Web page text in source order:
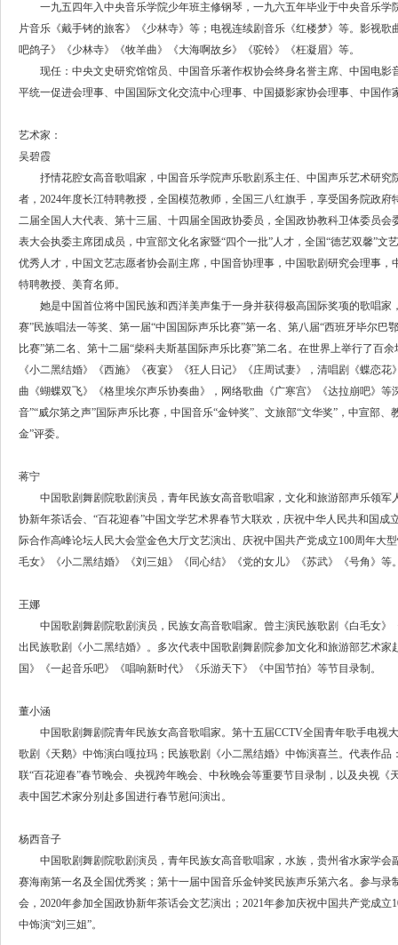
一九五四年入中央音乐学院少年班主修钢琴，一九六五年毕业于中央音乐学
片音乐《戴手铐的旅客》《少林寺》等；电视连续剧音乐《红楼梦》等。影视
吧鸽子》《少林寺》《牧羊曲》《大海啊故乡》《驼铃》《枉凝眉》等。
现任：中央文史研究馆馆员、中国音乐著作权协会终身名誉主席、中国电影
平统一促进会理事、中国国际文化交流中心理事、中国摄影家协会理事、中国作
艺术家：
吴碧霞
抒情花腔女高音歌唱家，中国音乐学院声乐歌剧系主任、中国声乐艺术研究
者，2024年度长江特聘教授，全国模范教师，全国三八红旗手，享受国务院政
二届全国人大代表、第十三届、十四届全国政协委员，全国政协教科卫体委员
表大会执委主席团成员，中宣部文化名家暨“四个一批”人才，全国“德艺双馨”文
优秀人才，中国文艺志愿者协会副主席，中国音协理事，中国歌剧研究会理事
特聘教授、美育名师。
她是中国首位将中国民族和西洋美声集于一身并获得极高国际奖项的歌唱家
赛”民族唱法一等奖、第一届“中国国际声乐比赛”第一名、第八届“西班牙毕尔巴
比赛”第二名、第十二届“柴科夫斯基国际声乐比赛”第二名。在世界上举行了百
《小二黑结婚》《西施》《夜宴》《狂人日记》《庄周试妻》，清唱剧《蝶恋
曲《蝴蝶双飞》《格里埃尔声乐协奏曲》，网络歌曲《广寒宫》《达拉崩吧》等
音”“威尔第之声”国际声乐比赛，中国音乐“金钟奖”、文旅部“文华奖”，中宣部
金”评委。
蒋宁
中国歌剧舞剧院歌剧演员，青年民族女高音歌唱家，文化和旅游部声乐领军
协新年茶话会、“百花迎春”中国文学艺术界春节大联欢，庆祝中华人民共和国成
际合作高峰论坛人民大会堂金色大厅文艺演出、庆祝中国共产党成立100周年大
毛女》《小二黑结婚》《刘三姐》《同心结》《党的女儿》《苏武》《号角》等
王娜
中国歌剧舞剧院歌剧演员，民族女高音歌唱家。曾主演民族歌剧《白毛女》
出民族歌剧《小二黑结婚》。多次代表中国歌剧舞剧院参加文化和旅游部艺术
国》《一起音乐吧》《唱响新时代》《乐游天下》《中国节拍》等节目录制。
董小涵
中国歌剧舞剧院青年民族女高音歌唱家。第十五届CCTV全国青年歌手电视
歌剧《天鹅》中饰演白嘎拉玛；民族歌剧《小二黑结婚》中饰演喜兰。代表作
联“百花迎春”春节晚会、央视跨年晚会、中秋晚会等重要节目录制，以及央视
表中国艺术家分别赴多国进行春节慰问演出。
杨西音子
中国歌剧舞剧院歌剧演员，青年民族女高音歌唱家，水族，贵州省水家学会
赛海南第一名及全国优秀奖；第十一届中国音乐金钟奖民族声乐第六名。参与
会，2020年参加全国政协新年茶话会文艺演出；2021年参加庆祝中国共产党成
中饰演“刘三姐”。